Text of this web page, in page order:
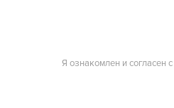
Я ознакомлен и согласен с